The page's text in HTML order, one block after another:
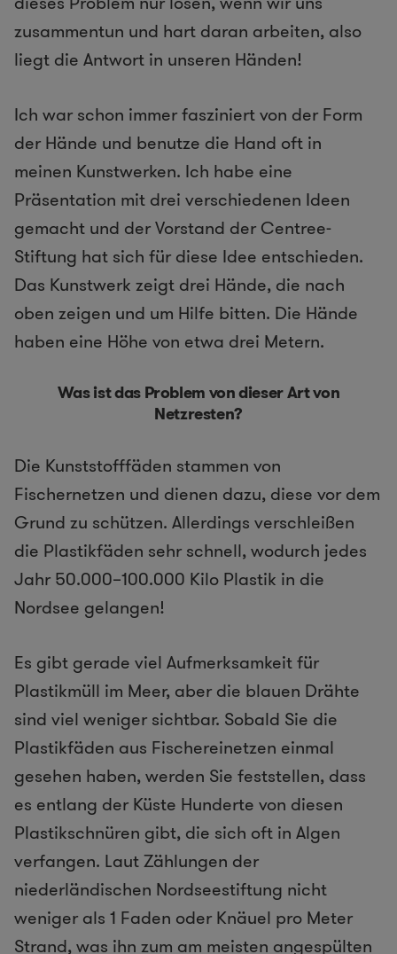
zusammentun und hart daran arbeiten, also
liegt die Antwort in unseren Händen!
Ich war schon immer fasziniert von der Form
der Hände und benutze die Hand oft in
meinen Kunstwerken. Ich habe eine
Präsentation mit drei verschiedenen Ideen
gemacht und der Vorstand der Centree-
Stiftung hat sich für diese Idee entschieden.
Das Kunstwerk zeigt drei Hände, die nach
oben zeigen und um Hilfe bitten. Die Hände
haben eine Höhe von etwa drei Metern.
Was ist das Problem von dieser Art von
Netzresten?
Die Kunststofffäden stammen von
Fischernetzen und dienen dazu, diese vor dem
Grund zu schützen. Allerdings verschleißen
die Plastikfäden sehr schnell, wodurch jedes
Jahr 50.000–100.000 Kilo Plastik in die
Nordsee gelangen!
Es gibt gerade viel Aufmerksamkeit für
Plastikmüll im Meer, aber die blauen Drähte
sind viel weniger sichtbar. Sobald Sie die
Plastikfäden aus Fischereinetzen einmal
gesehen haben, werden Sie feststellen, dass
es entlang der Küste Hunderte von diesen
Plastikschnüren gibt, die sich oft in Algen
verfangen. Laut Zählungen der
niederländischen Nordseestiftung nicht
weniger als 1 Faden oder Knäuel pro Meter
Strand, was ihn zum am meisten angespülten